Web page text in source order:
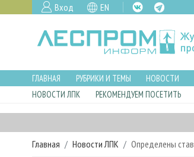
Вход EN
ГЛАВНАЯ РУБРИКИ И ТЕМЫ НОВОСТИ
НОВОСТИ ЛПК
РЕКОМЕНДУЕМ ПОСЕТИТЬ
Главная Новости ЛПК Определены